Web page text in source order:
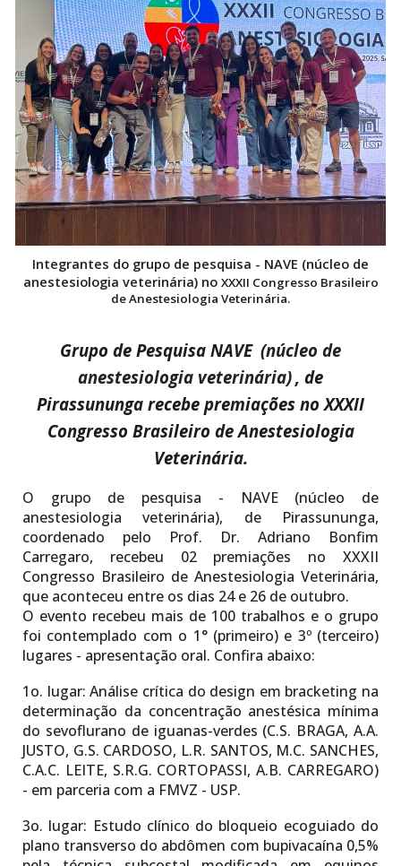
Integrantes do grupo de pesquisa - NAVE (núcleo de
anestesiologia veterinária) no XXXII Congresso Brasileiro
de Anestesiologia Veterinária.
Grupo de Pesquisa NAVE (núcleo de
anestesiologia veterinária), de
Pirassununga recebe premiações no XXXII
Congresso Brasileiro de Anestesiologia
Veterinária.
O grupo de pesquisa - NAVE (núcleo de
anestesiologia veterinária), de Pirassununga,
coordenado pelo Prof. Dr. Adriano Bonfim
Carregaro, recebeu 02 premiações no XXXII
Congresso Brasileiro de Anestesiologia Veterinária,
que aconteceu entre os dias 24 e 26 de outubro.
O evento recebeu mais de 100 trabalhos e o grupo
foi contemplado com o 1° (primeiro) e 3º (terceiro)
lugares - apresentação oral. Confira abaixo:
1o. lugar: Análise crítica do design em bracketing na
determinação da concentração anestésica mínima
do sevoflurano de iguanas-verdes (C.S. BRAGA, A.A.
JUSTO, G.S. CARDOSO, L.R. SANTOS, M.C. SANCHES,
C.A.C. LEITE, S.R.G. CORTOPASSI, A.B. CARREGARO)
- em parceria com a FMVZ - USP.
3o. lugar: Estudo clínico do bloqueio ecoguiado do
plano transverso do abdômen com bupivacaína 0,5%